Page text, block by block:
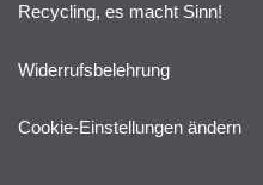
Recycling, es macht Sinn!
Widerrufsbelehrung
Cookie-Einstellungen ändern